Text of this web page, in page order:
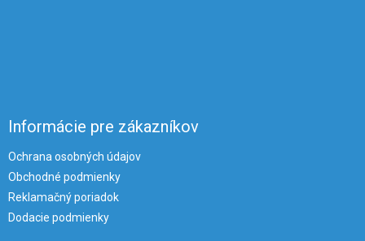
Informácie pre zákazníkov
Ochrana osobných údajov
Obchodné podmienky
Reklamačný poriadok
Dodacie podmienky